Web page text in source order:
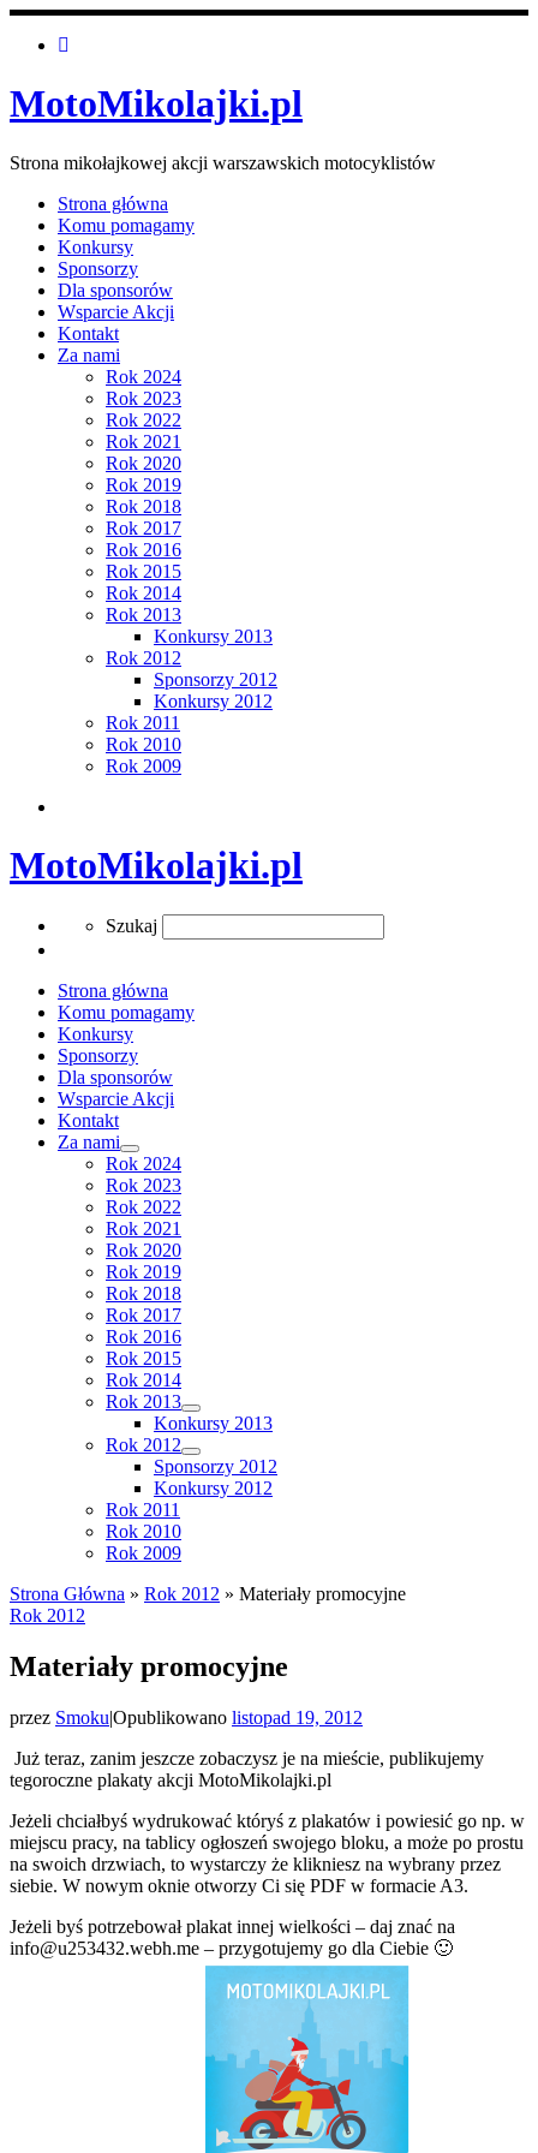
MotoMikolajki.pl
Strona mikołajkowej akcji warszawskich motocyklistów
Strona główna
Komu pomagamy
Konkursy
Sponsorzy
Dla sponsorów
Wsparcie Akcji
Kontakt
Za nami
Rok 2024
Rok 2023
Rok 2022
Rok 2021
Rok 2020
Rok 2019
Rok 2018
Rok 2017
Rok 2016
Rok 2015
Rok 2014
Rok 2013
Konkursy 2013
Rok 2012
Sponsorzy 2012
Konkursy 2012
Rok 2011
Rok 2010
Rok 2009
MotoMikolajki.pl
SearchSzukaj
Strona główna
Komu pomagamy
Konkursy
Sponsorzy
Dla sponsorów
Wsparcie Akcji
Kontakt
Za nami
Rok 2024
Rok 2023
Rok 2022
Rok 2021
Rok 2020
Rok 2019
Rok 2018
Rok 2017
Rok 2016
Rok 2015
Rok 2014
Rok 2013
Konkursy 2013
Rok 2012
Sponsorzy 2012
Konkursy 2012
Rok 2011
Rok 2010
Rok 2009
Strona Główna » Rok 2012 » Materiały promocyjne
Rok 2012
Materiały promocyjne
przez Smoku|Opublikowano listopad 19, 2012
Już teraz, zanim jeszcze zobaczysz je na mieście, publikujemy
tegoroczne plakaty akcji MotoMikolajki.pl
Jeżeli chciałbyś wydrukować któryś z plakatów i powiesić go np. w
miejscu pracy, na tablicy ogłoszeń swojego bloku, a może po prostu
na swoich drzwiach, to wystarczy że klikniesz na wybrany przez
siebie. W nowym oknie otworzy Ci się PDF w formacie A3.
Jeżeli byś potrzebował plakat innej wielkości – daj znać na
info@u253432.webh.me – przygotujemy go dla Ciebie 🙂